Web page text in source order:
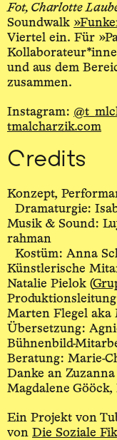
Fot, Charlotte
Soundwalk
Viertel ein. Für
und aus dem
zusammen.
Instagram:
tmalcharzik.com
Credits
Konzept,
Dramaturgie:
Musik & Sound:
rahman
Kostüm: Anna
Künstlerische
Natalie Pielok (
Marten Flegel
Übersetzung:
Bühnenbild-
Beratung: Marie-
Danke an Zuzanna
Magdalene Gööck,
Ein Projekt von
von Die Soziale